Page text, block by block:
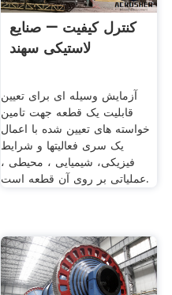
کنترل کیفیت – صنایع
لاستیکی سهند
آزمایش وسیله ای برای تعیین
قابلیت یک قطعه جهت تامین
خواسته های تعیین شده با اعمال
یک سری فعالیتها و شرایط
فیزیکی، شیمیایی ، محیطی ،
عملیاتی بر روی آن قطعه است.